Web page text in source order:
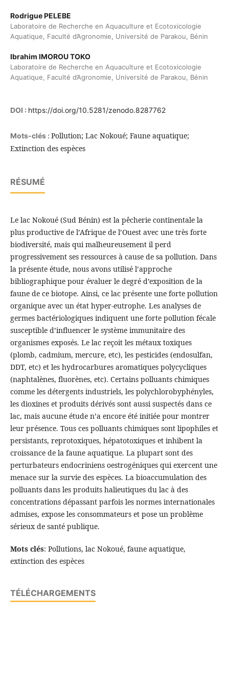
Rodrigue PELEBE
Laboratoire de Recherche en Aquaculture et Ecotoxicologie
Aquatique, Faculté d’Agronomie, Université de Parakou, Bénin
Ibrahim IMOROU TOKO
Laboratoire de Recherche en Aquaculture et Ecotoxicologie
Aquatique, Faculté d’Agronomie, Université de Parakou, Bénin
DOI : https://doi.org/10.5281/zenodo.8287762
Mots-clés : Pollution; Lac Nokoué; Faune aquatique;
Extinction des espèces
RÉSUMÉ
Le lac Nokoué (Sud Bénin) est la pêcherie continentale la
plus productive de l’Afrique de l’Ouest avec une très forte
biodiversité, mais qui malheureusement il perd
progressivement ses ressources à cause de sa pollution. Dans
la présente étude, nous avons utilisé l’approche
bibliographique pour évaluer le degré d’exposition de la
faune de ce biotope. Ainsi, ce lac présente une forte pollution
organique avec un état hyper-eutrophe. Les analyses de
germes bactériologiques indiquent une forte pollution fécale
susceptible d’influencer le système immunitaire des
organismes exposés. Le lac reçoit les métaux toxiques
(plomb, cadmium, mercure, etc), les pesticides (endosulfan,
DDT, etc) et les hydrocarbures aromatiques polycycliques
(naphtalènes, fluorènes, etc). Certains polluants chimiques
comme les détergents industriels, les polychlorobyphényles,
les dioxines et produits dérivés sont aussi suspectés dans ce
lac, mais aucune étude n’a encore été initiée pour montrer
leur présence. Tous ces polluants chimiques sont lipophiles et
persistants, reprotoxiques, hépatotoxiques et inhibent la
croissance de la faune aquatique. La plupart sont des
perturbateurs endocriniens oestrogéniques qui exercent une
menace sur la survie des espèces. La bioaccumulation des
polluants dans les produits halieutiques du lac à des
concentrations dépassant parfois les normes internationales
admises, expose les consommateurs et pose un problème
sérieux de santé publique.
Mots clés: Pollutions, lac Nokoué, faune aquatique,
extinction des espèces
TÉLÉCHARGEMENTS